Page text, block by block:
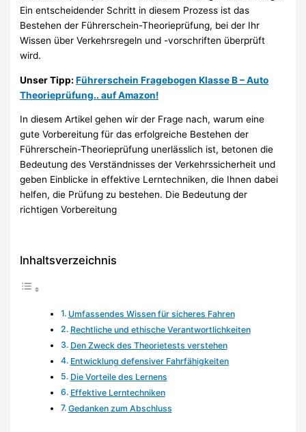
Ein entscheidender Schritt in diesem Prozess ist das
Bestehen der Führerschein-Theorieprüfung, bei der Ihr
Wissen über Verkehrsregeln und -vorschriften überprüft
wird.
Unser Tipp:Führerschein Fragebogen Klasse B – Auto
Theorieprüfung.. auf Amazon!
In diesem Artikel gehen wir der Frage nach, warum eine
gute Vorbereitung für das erfolgreiche Bestehen der
Führerschein-Theorieprüfung unerlässlich ist, betonen die
Bedeutung des Verständnisses der Verkehrssicherheit und
geben Einblicke in effektive Lerntechniken, die Ihnen dabei
helfen, die Prüfung zu bestehen. Die Bedeutung der
richtigen Vorbereitung
Inhaltsverzeichnis
Umfassendes Wissen für sicheres Fahren
Rechtliche und ethische Verantwortlichkeiten
Den Zweck des Theorietests verstehen
Entwicklung defensiver Fahrfähigkeiten
Die Vorteile des Lernens
Effektive Lerntechniken
Gedanken zum Abschluss